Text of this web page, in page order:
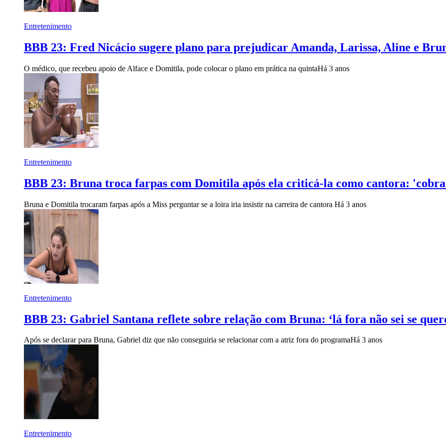
Entretenimento
BBB 23: Fred Nicácio sugere plano para prejudicar Amanda, Larissa, Aline e
O médico, que recebeu apoio de Alface e Domitila, pode colocar o plano em prática na quintaHá 3 anos
Entretenimento
BBB 23: Bruna troca farpas com Domitila após ela criticá-la como cantora:
Bruna e Domitila trocaram farpas após a Miss perguntar se a loira iria insistir na carreira de cantora Há 3 anos
Entretenimento
BBB 23: Gabriel Santana reflete sobre relação com Bruna: ‘lá fora não sei se
Após se declarar para Bruna, Gabriel diz que não conseguiria se relacionar com a atriz fora do programaHá 3 anos
Entretenimento